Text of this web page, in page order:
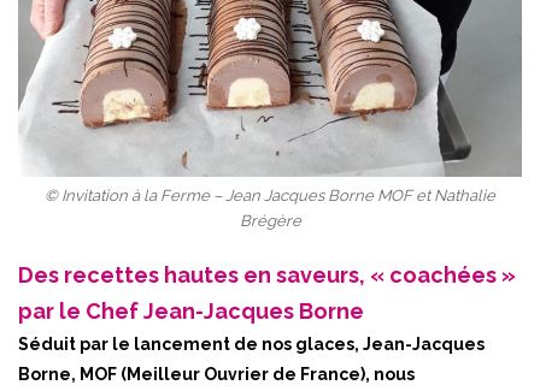
© Invitation à la Ferme – Jean Jacques Borne MOF et Nathalie
Brégère
Des recettes hautes en saveurs, « coachées »
par le Chef Jean-Jacques Borne
Séduit par le lancement de nos glaces, Jean-Jacques
Borne, MOF (Meilleur Ouvrier de France), nous